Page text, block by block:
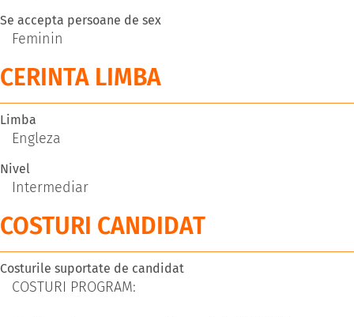
Se accepta persoane de sex
Feminin
CERINTA LIMBA
Limba
Engleza
Nivel
Intermediar
COSTURI CANDIDAT
Costurile suportate de candidat
COSTURI PROGRAM: